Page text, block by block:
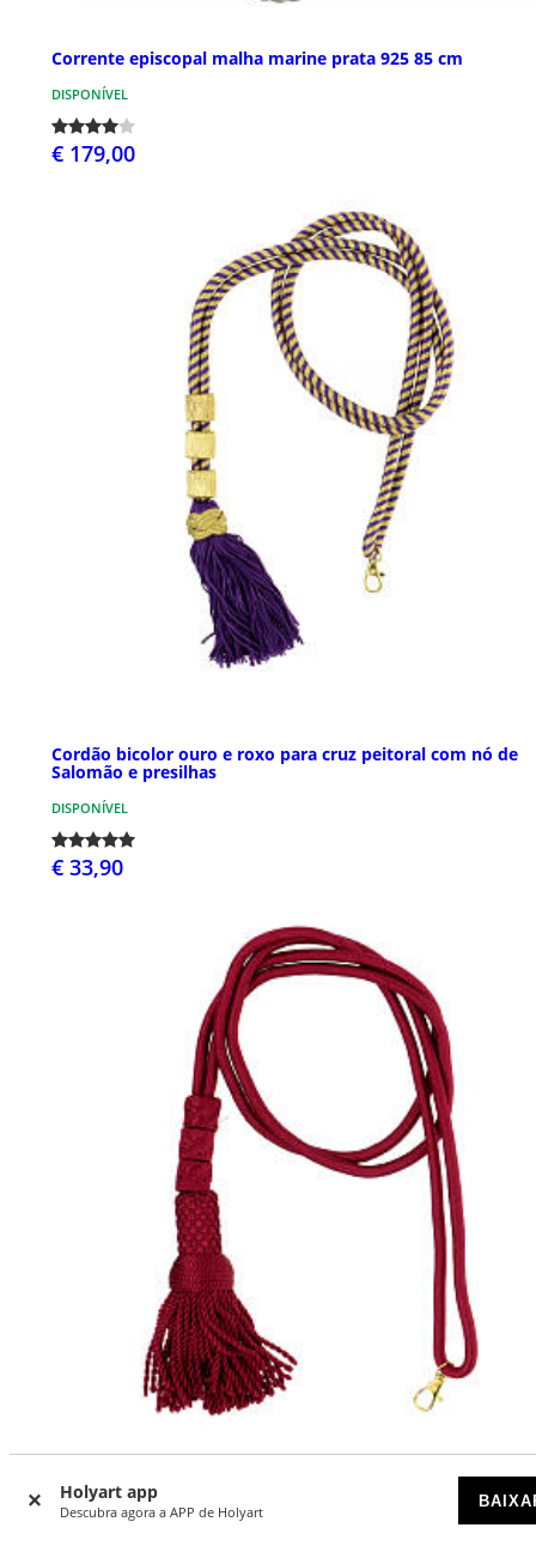
Holyart app
Descubra agora a APP de Holyart
Corrente episcopal malha marine prata 925 85 cm
DISPONÍVEL
€ 179,00
Cordão bicolor ouro e roxo para cruz peitoral com nó de
Salomão e presilhas
DISPONÍVEL
€ 33,90
DISPONÍVEL